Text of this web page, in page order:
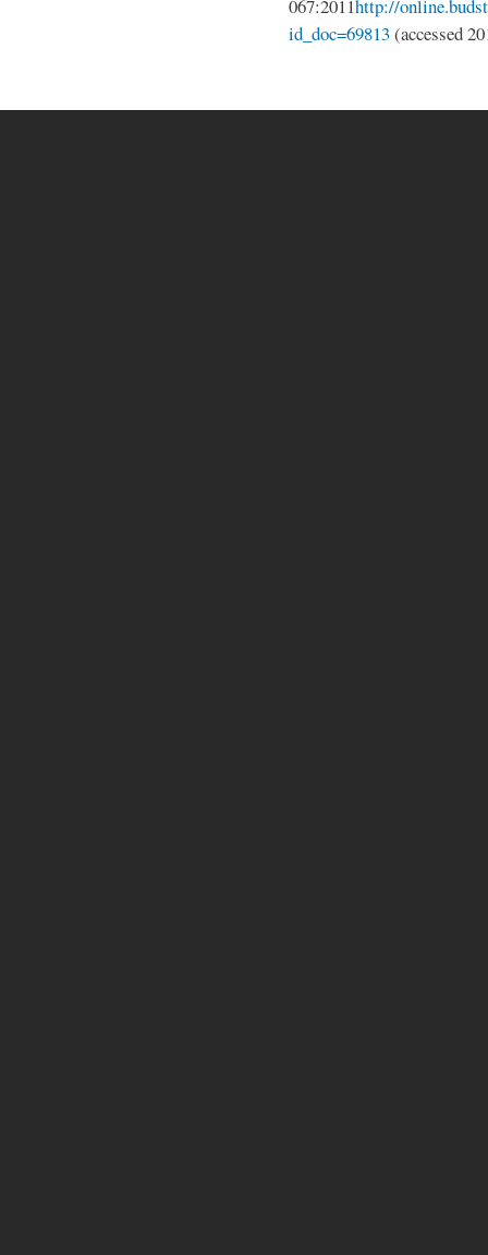
067:2011http://
id_doc=69813(accessed